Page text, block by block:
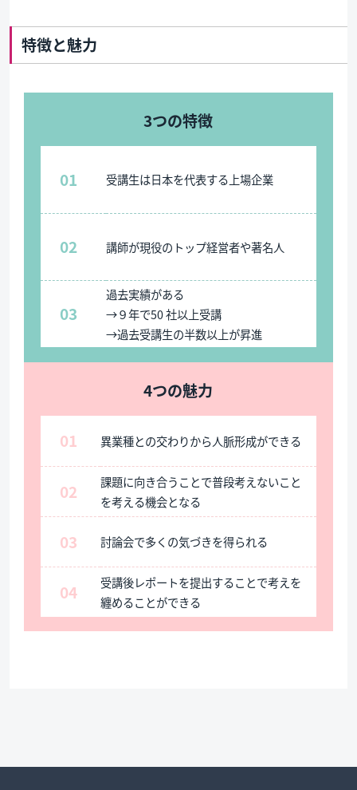
特徴と魅力
3つの特徴
01 受講生は日本を代表する上場企業
02 講師が現役のトップ経営者や著名人
03
過去実績がある
→９年で50 社以上受講
→過去受講生の半数以上が昇進
4つの魅力
01 異業種との交わりから人脈形成ができる
02
課題に向き合うことで普段考えないこと
を考える機会となる
03 討論会で多くの気づきを得られる
04
受講後レポートを提出することで考えを
纏めることができる